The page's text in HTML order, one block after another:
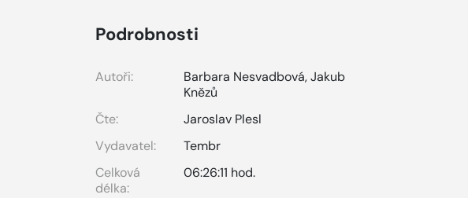
Podrobnosti
Autoři: Barbara Nesvadbová,Jakub
Knězů
Čte:
Jaroslav Plesl
Vydavatel:
Tembr
Celková
délka:
06:26:11 hod.